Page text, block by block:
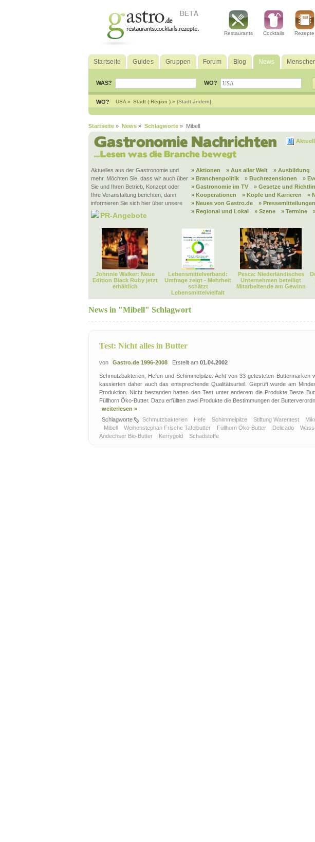
Restaurants Cocktails Rezepte
Startseite Guides Gruppen Forum Blog News
WAS? WO?
WO? USA » Stadt ( Region ) » [Stadt ändern]
Startseite » News » Schlagworte » Mibell
Aktuelles aus der Gastronomie und
mehr. Möchten Sie, dass wir auch über
Sie und Ihren Betrieb, Konzept oder
Ihre Veranstaltung berichten, dann
informieren Sie sich hier über unsere
PR-Angebote
» Aktionen » Aus aller Welt » Ausbildung
» Branchenpolitik
» Buchrezensionen »
» Gastronomie im TV
» Gesetze und
» Kooperationen
» Köpfe und Karrieren »
» Neues von Gastro.de
» Pressemitteilungen
» Regional und Lokal
» Szene » Termine
Johnnie Walker: Neue
Edition Black Ruby jetzt
erhältlich
Lebensmittelverband:
Umfrage zeigt - Mehrheit
schätzt
Lebensmittelvielfalt
Pesca: Niederländisches
Unternehmen beteiligt
Mitarbeitende am Gewinn
News in "Mibell" Schlagwort
Test: Nicht alles in Butter
von Gastro.de 1996-2008 Erstellt am 01.04.2002
Schmutzbakterien, Hefen und Schimmelpilze: Acht von 33 getesteten Buttermarken
kassierten daher auch das entsprechende Qualitätsurteil. Geprüft wurde am
Produktion. Nicht bestanden hatten den Test unter anderem die Produkte Beste
Füllhorn Öko-Butter. Dazu erfüllten zwei Produkte die Bestimmungen der
weiterlesen »
Schlagworte
Schmutzbakterien Hefe Schimmelpilze Stiftung Warentest
Mibell
Weihenstephan Frische Tafelbutter Füllhorn Öko-Butter Delicado
Andechser Bio-Butter
Kerrygold Schadstoffe